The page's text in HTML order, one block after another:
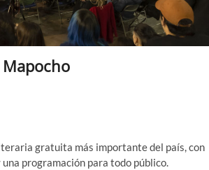
gratuita más importante del país, con
programación para todo público.